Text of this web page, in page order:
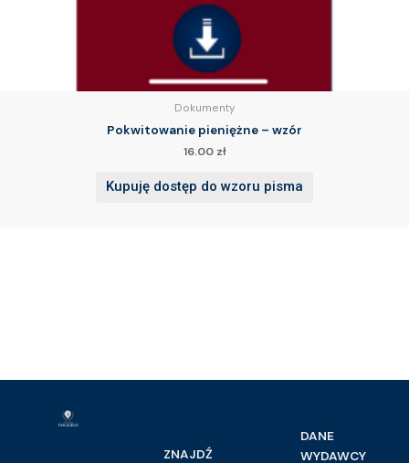
Dokumenty
Pokwitowanie pieniężne – wzór
16.00 zł
Kupuję dostęp do wzoru pisma
ZNAJDŹ
DANE
WYDAWCY